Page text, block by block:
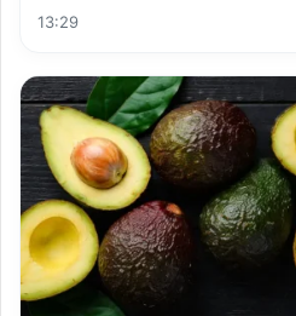
13:29